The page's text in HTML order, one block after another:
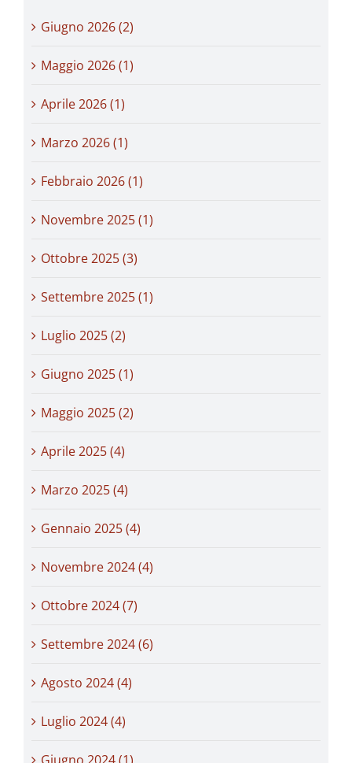
Giugno 2026 (2)
Maggio 2026 (1)
Aprile 2026 (1)
Marzo 2026 (1)
Febbraio 2026 (1)
Novembre 2025 (1)
Ottobre 2025 (3)
Settembre 2025 (1)
Luglio 2025 (2)
Giugno 2025 (1)
Maggio 2025 (2)
Aprile 2025 (4)
Marzo 2025 (4)
Gennaio 2025 (4)
Novembre 2024 (4)
Ottobre 2024 (7)
Settembre 2024 (6)
Agosto 2024 (4)
Luglio 2024 (4)